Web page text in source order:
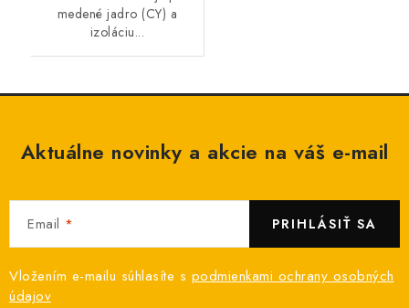
medené jadro (CY) a
izoláciu...
Aktuálne novinky a akcie na váš e-mail
Email
Vložením e-mailu súhlasíte s podmienkami ochrany osobných
údajov
PRIHLÁSIŤ SA